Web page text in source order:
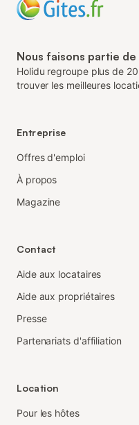
Nous faisons partie de
Holidu regroupe plus de
trouver les meilleures
Entreprise
Offres d'emploi
À propos
Magazine
Contact
Aide aux locataires
Aide aux propriétaires
Presse
Partenariats d'affiliation
Location
Pour les hôtes